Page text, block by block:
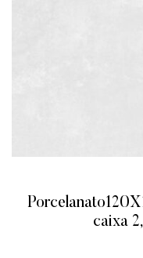
caixa